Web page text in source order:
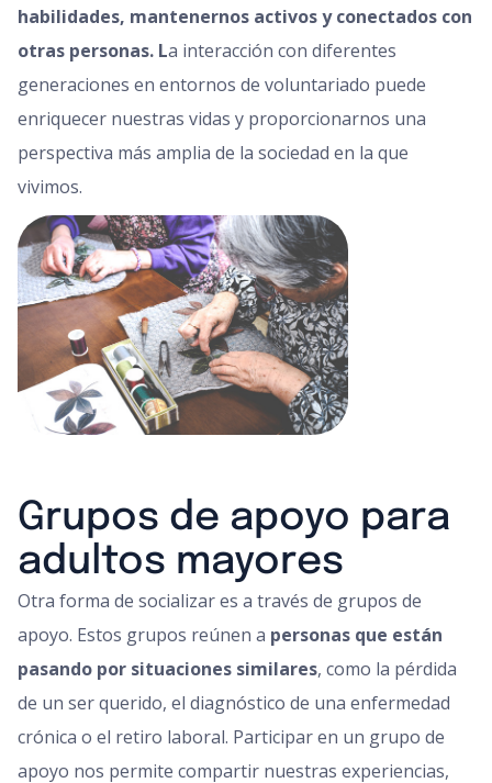
habilidades, mantenernos activos y conectados con
otras personas. La interacción con diferentes
generaciones en entornos de voluntariado puede
enriquecer nuestras vidas y proporcionarnos una
perspectiva más amplia de la sociedad en la que
vivimos.
Grupos de apoyo para
adultos mayores
Otra forma de socializar es a través de grupos de
apoyo. Estos grupos reúnen a personas que están
pasando por situaciones similares, como la pérdida
de un ser querido, el diagnóstico de una enfermedad
crónica o el retiro laboral. Participar en un grupo de
apoyo nos permite compartir nuestras experiencias,